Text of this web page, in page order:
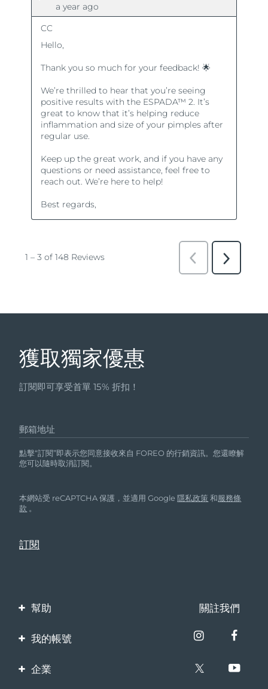
獲取獨家優惠
訂閱即可享受首單 15% 折扣！
郵箱地址
點擊“訂閱”即表示您同意接收來自 FOREO 的行銷資訊。您還瞭解
您可以隨時取消訂閱。
本網站受 reCAPTCHA 保護，並適用 Google隱私政策 和服務條
款 。
幫助
聯繫我們
保修與退換貨
關註我們
我的帳號
產品註冊
企業